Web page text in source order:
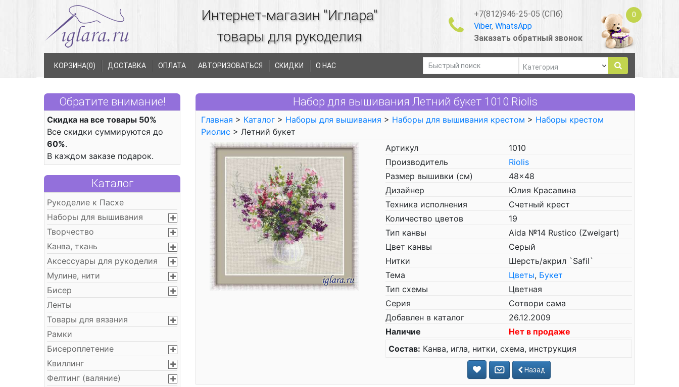
Интернет-магазин "Иглара"
товары для рукоделия
+7(812)946-25-05 (СПб)
Viber, WhatsApp
Заказать обратный звонок
0
КОРЗИНА(0) ДОСТАВКА ОПЛАТА АВТОРИЗОВАТЬСЯ СКИДКИ О НАС
Обратите внимание!
Скидка на все товары 50%
Все скидки суммируются до
60%.
В каждом заказе подарок.
Каталог
Рукоделие к Пасхе
Наборы для вышивания
Творчество
Канва, ткань
Аксессуары для рукоделия
Мулине, нити
Бисер
Ленты
Товары для вязания
Рамки
Бисероплетение
Квиллинг
Фелтинг (валяние)
Набор для вышивания Летний букет 1010 Riolis
Главная > Каталог > Наборы для вышивания > Наборы для вышивания крестом > Наборы крестом
Риолис > Летний букет
Артикул
1010
Производитель
Riolis
Размер вышивки (см)
48x48
Дизайнер
Юлия Красавина
Техника исполнения
Счетный крест
Количество цветов
19
Тип канвы
Aida №14 Rustico (Zweigart)
Цвет канвы
Серый
Нитки
Шерсть/акрил `Safil`
Тема
Цветы, Букет
Тип схемы
Цветная
Серия
Сотвори сама
Добавлен в каталог
26.12.2009
Наличие
Нет в продаже
Состав: Канва, игла, нитки, схема, инструкция
Назад